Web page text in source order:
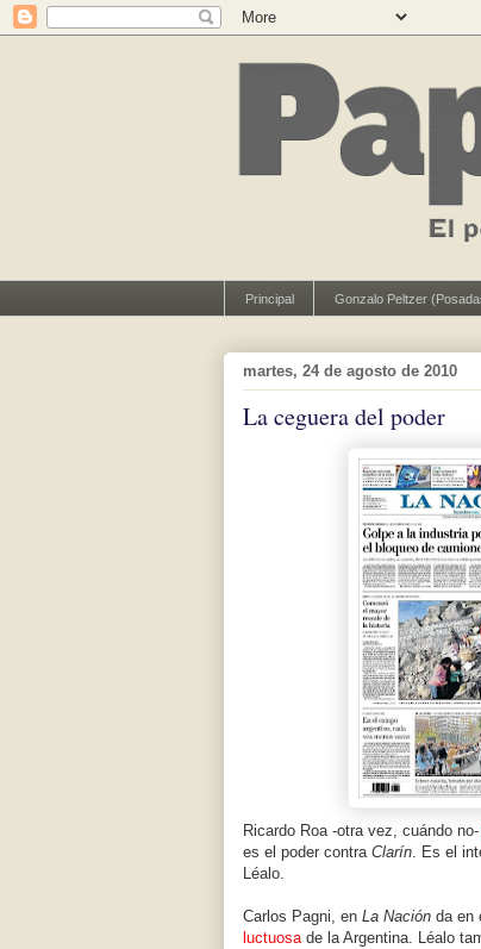
Principal Gonzalo Peltzer
martes, 24 de agosto de 2010
La ceguera del poder
Ricardo Roa -otra vez, cuándo no-
es el poder contra Clarín. Es el
Léalo.
Carlos Pagni, en La Nación da en
luctuosade la Argentina. Léalo